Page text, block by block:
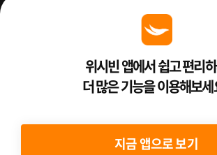
Venture Enterprise위시빈 앱에서 쉽고 편리
더 많은 기능을 이용해보
지금 앱으로 보기